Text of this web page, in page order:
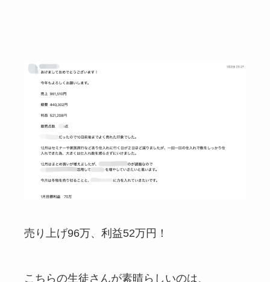
売り上げ96万、利益52万円！
こちらの生徒さんが素晴らしいのは、